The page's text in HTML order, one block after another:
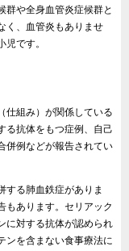
群や全身血管炎症候群と
く、血管炎もありませ
です。
仕組み）が関係している
る抗体をもつ症例、自己
併例などが報告されてい
る肺血鉄症がありま
もあります。セリアック
に対する抗体が認められ
ンを含まない食事療法に